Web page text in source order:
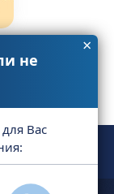
×
не
Вас